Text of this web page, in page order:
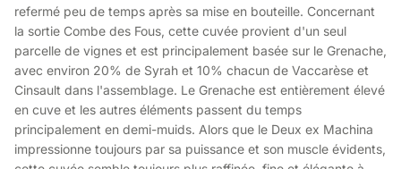
refermé peu de temps après sa mise en bouteille. Concernant
la sortie Combe des Fous, cette cuvée provient d'un seul
parcelle de vignes et est principalement basée sur le Grenache,
avec environ 20% de Syrah et 10% chacun de Vaccarèse et
Cinsault dans l'assemblage. Le Grenache est entièrement élevé
en cuve et les autres éléments passent du temps
principalement en demi-muids. Alors que le Deux ex Machina
impressionne toujours par sa puissance et son muscle évidents,